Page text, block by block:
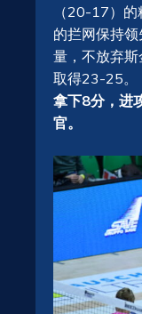
（20-17）
的拦网保持
量，不放弃斯
取得23-25。
拿下8分，进
官。